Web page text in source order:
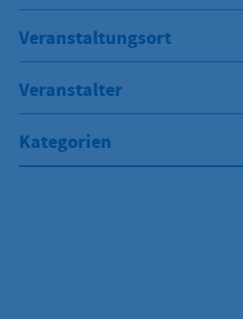
Veranstaltungsort
Veranstalter
Kategorien